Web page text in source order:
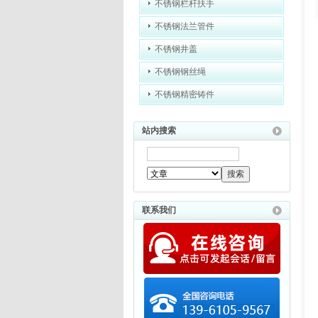
不锈钢栏杆扶手
不锈钢法兰管件
不锈钢井盖
不锈钢钢丝绳
不锈钢精密铸件
站内搜索
联系我们